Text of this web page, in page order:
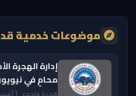
موضوعات خدمية
إدارة الهجرة
محامٍ في نيويورك 470584